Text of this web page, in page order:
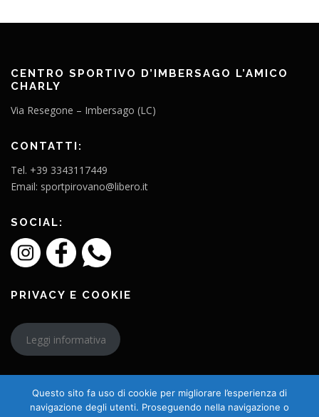
CENTRO SPORTIVO D’IMBERSAGO L’AMICO
CHARLY
Via Resegone – Imbersago (LC)
CONTATTI:
Tel. +39 3343117449
Email: sportpirovano@libero.it
SOCIAL:
PRIVACY E COOKIE
Leggi informativa
Questo sito fa uso di cookie per migliorare l’esperienza di
navigazione degli utenti. Proseguendo nella navigazione o